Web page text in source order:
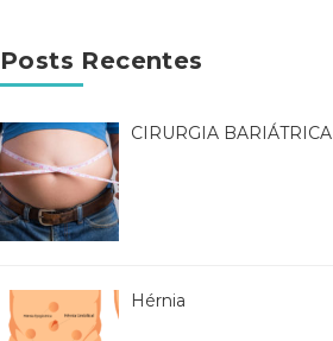
Posts Recentes
CIRURGIA BARIÁTRICA
Hérnia